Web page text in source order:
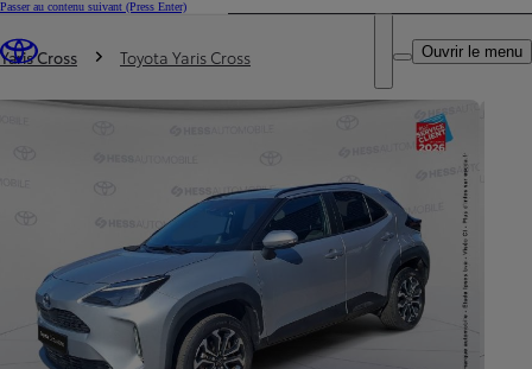
Passer au contenu suivant (Press Enter)
Trouvez un partenaire Toyota
DEALER NAME
Ouvrir le menu
Vous êtes ici
Yaris Cross Toyota Yaris Cross